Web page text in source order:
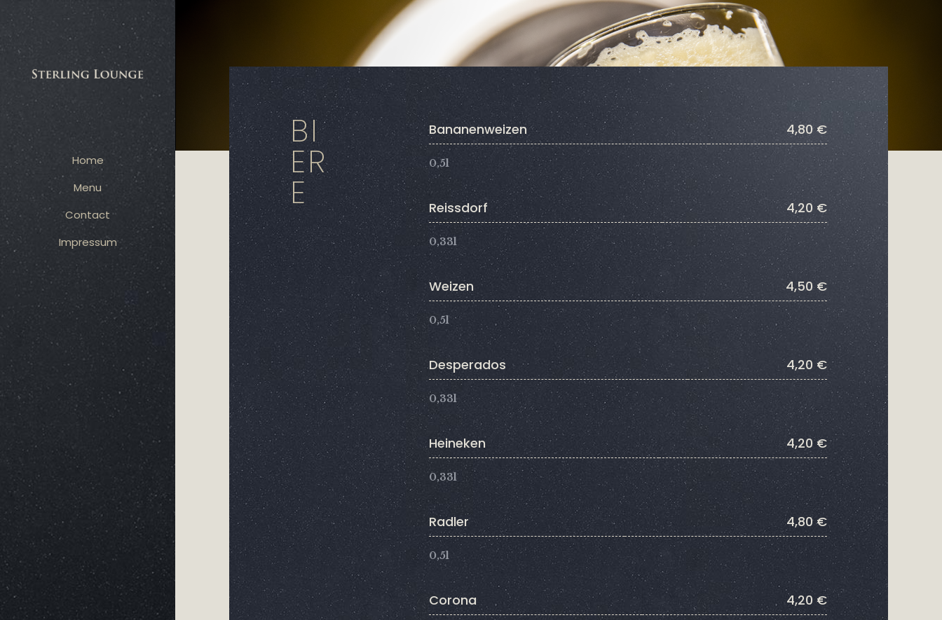
Home
Menu
Contact
Impressum
Biere
BI
ER
E
Bananenweizen 4,80 €
0,5l
Reissdorf 4,20 €
0,33l
Weizen 4,50 €
0,5l
Desperados 4,20 €
0,33l
Heineken 4,20 €
0,33l
Radler 4,80 €
0,5l
Corona 4,20 €